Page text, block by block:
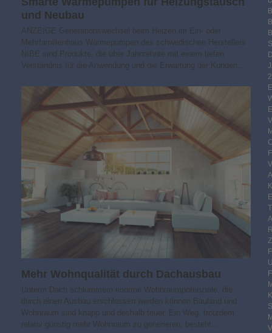
und Neubau
ANZEIGE Generationswechsel beim Heizen im Ein- oder
Mehrfamilienhaus Wärmepumpen des schwedischen Herstellers
NIBE sind Produkte, die über Jahrzehnte mit einem tiefen
Verständnis für die Anwendung und die Erwartung der Kunden…
Mehr Wohnqualität durch Dachausbau
Unterm Dach schlummern enorme Wohnraumpotenziale, die
durch einen Ausbau erschlossen werden können Bauland und
Wohnraum sind knapp und deshalb teuer. Ein Weg, trotzdem
relativ günstig mehr Wohnraum zu generieren, besteht…